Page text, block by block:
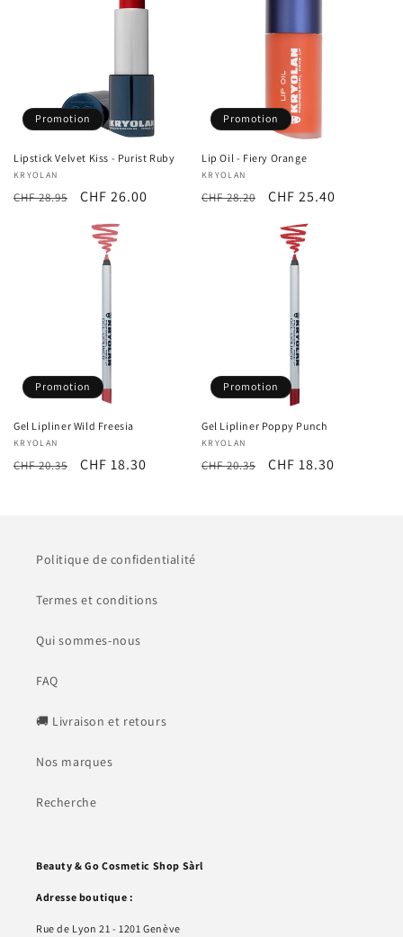
Promotion
Lipstick Velvet Kiss - Purist Ruby
Fournisseur :
KRYOLAN
Prix
CHF 28.95
Prix
CHF 26.00
Promotion
Lip Oil - Fiery Orange
Fournisseur :
KRYOLAN
Prix
CHF 28.20
Prix
CHF 25.40
Promotion
Gel Lipliner Wild Freesia
Fournisseur :
KRYOLAN
Prix
CHF 20.35
Prix
CHF 18.30
Promotion
Gel Lipliner Poppy Punch
Fournisseur :
KRYOLAN
Prix
CHF 20.35
Prix
CHF 18.30
Politique de confidentialité
Termes et conditions
Qui sommes-nous
FAQ
🚚 Livraison et retours
Nos marques
Recherche
Beauty & Go Cosmetic Shop Sàrl
Adresse boutique :
Rue de Lyon 21 - 1201 Genève